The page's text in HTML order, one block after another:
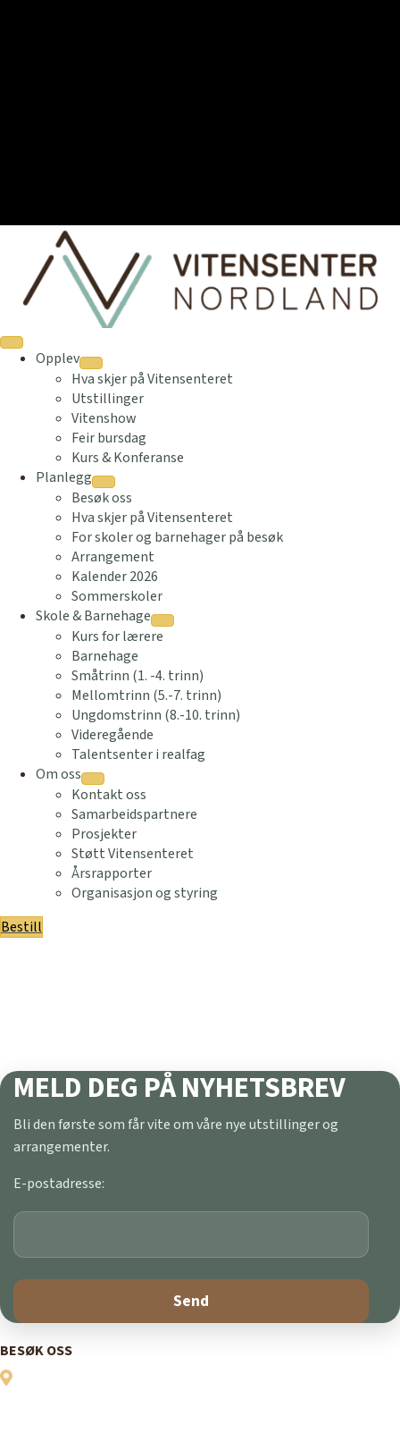
Opplev
Hva skjer på Vitensenteret
Utstillinger
Vitenshow
Feir bursdag
Kurs & Konferanse
Planlegg
Besøk oss
Hva skjer på Vitensenteret
For skoler og barnehager på besøk
Arrangement
Kalender 2026
Sommerskoler
Skole & Barnehage
Kurs for lærere
Barnehage
Småtrinn (1. -4. trinn)
Mellomtrinn (5.-7. trinn)
Ungdomstrinn (8.-10. trinn)
Videregående
Talentsenter i realfag
Om oss
Kontakt oss
Samarbeidspartnere
Prosjekter
Støtt Vitensenteret
Årsrapporter
Organisasjon og styring
Bestill
MELD DEG PÅ NYHETSBREV
Bli den første som får vite om våre nye utstillinger og
arrangementer.
E-postadresse:
BESØK OSS